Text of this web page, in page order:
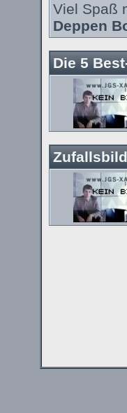
Viel Spaß
Deppen
Die 5